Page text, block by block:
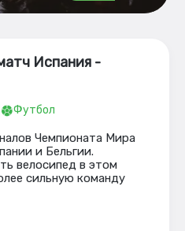
Испания -
Футбол
Чемпионата Мира
и Бельгии.
велосипед в этом
сильную команду